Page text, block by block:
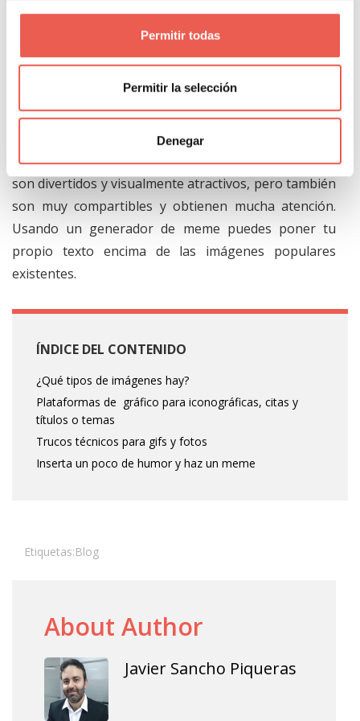
Permitir todas
Permitir la selección
Denegar
Inserta un poco de humor
y haz un meme
A veces un post no necesita una infografía larga o un
Gif personalizado. En cambio, lo que realmente
necesita es un pequeño alivio cómico o algo
inteligente. Los Memes son grandes, porque no sólo
son divertidos y visualmente atractivos, pero también
son muy compartibles y obtienen mucha atención.
Usando un generador de meme puedes poner tu
propio texto encima de las imágenes populares
existentes.
ÍNDICE DEL CONTENIDO
¿Qué tipos de imágenes hay?
Plataformas de gráfico para iconográficas, citas y
títulos o temas
Trucos técnicos para gifs y fotos
Inserta un poco de humor y haz un meme
Etiquetas:Blog
About Author
Javier Sancho Piqueras